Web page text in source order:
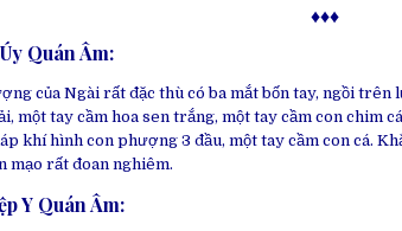
♦♦♦
Quán Âm:
của Ngài rất đặc thù có ba mắt bốn tay, ngồi trên
một tay cầm hoa sen trắng, một tay cầm con chim
khí hình con phượng 3 đầu, một tay cầm con cá.
mạo rất đoan nghiêm.
Y Quán Âm: